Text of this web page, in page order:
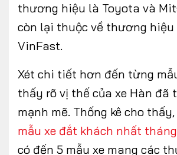
thương hiệu là Toyota và
còn lại thuộc về thương hiệu
VinFast.
Xét chi tiết hơn đến từng
thấy rõ vị thế của xe Hàn đã
mạnh mẽ. Thống kê cho
mẫu xe đắt khách nhất
có đến 5 mẫu xe mang các